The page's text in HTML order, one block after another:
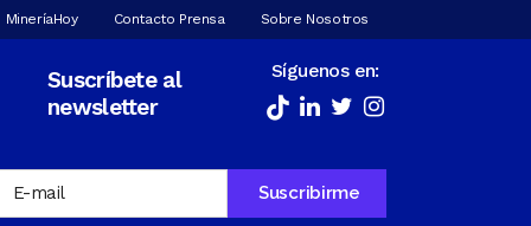
MineríaHoy Contacto Prensa Sobre Nosotros
Suscríbete al
newsletter
Síguenos en: